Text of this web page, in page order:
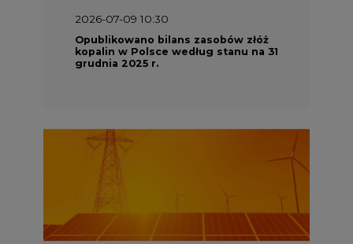
2026-06-08 07:00
taniej. Ciepłownictwo na ratunek